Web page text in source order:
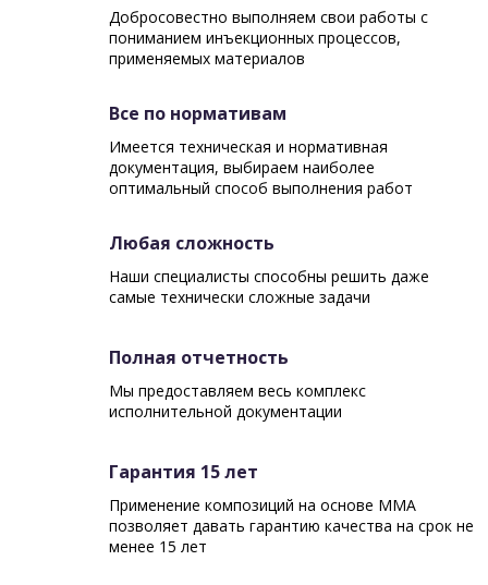
Добросовестно выполняем свои работы с
пониманием инъекционных процессов,
применяемых материалов
Все по нормативам
Имеется техническая и нормативная
документация, выбираем наиболее
оптимальный способ выполнения работ
Любая сложность
Наши специалисты способны решить даже
самые технически сложные задачи
Полная отчетность
Мы предоставляем весь комплекс
исполнительной документации
Гарантия 15 лет
Применение композиций на основе ММА
позволяет давать гарантию качества на срок не
менее 15 лет